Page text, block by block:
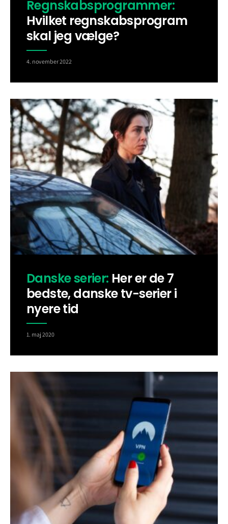
Regnskabsprogrammer:
Hvilket regnskabsprogram
skal jeg vælge?
4. november 2022
Danske serier: Her er de 7
bedste, danske tv-serier i
nyere tid
1. maj 2020